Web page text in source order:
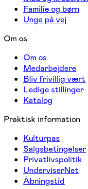
Familie og børn
Unge på vej
Om os
Om os
Medarbejdere
Bliv frivillig vært
Ledige stillinger
Katalog
Praktisk information
Kulturpas
Salgsbetingelser
Privatlivspolitik
UnderviserNet
Åbningstid